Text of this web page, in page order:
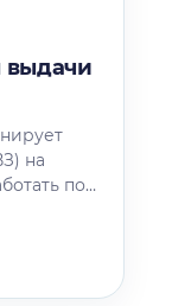
выдачи
на
под